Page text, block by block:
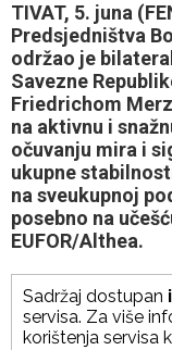
TIVAT, 5. juna
Predsjedništva
održao je
Savezne
Friedrichom
na aktivnu i
očuvanju mira i
ukupne
na sveukupnoj
posebno na
EUFOR/Althea.
Sadržaj dostupan
servisa. Za više
korištenja servisa